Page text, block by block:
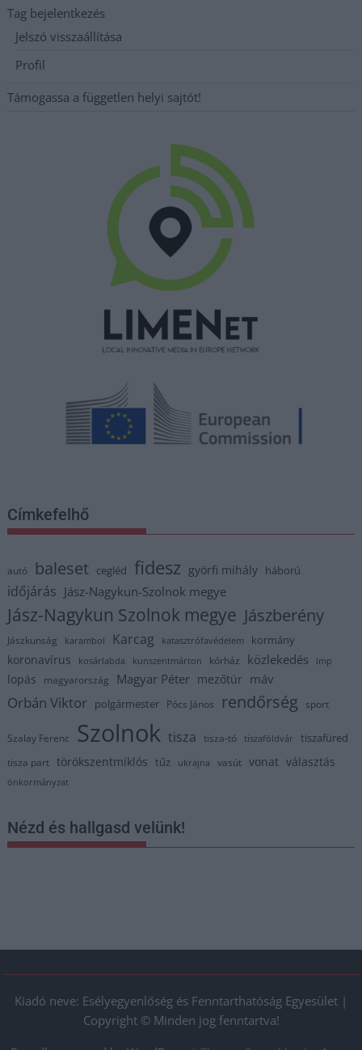
Tag bejelentkezés
Jelszó visszaállítása
Profil
Támogassa a független helyi sajtót!
Címkefelhő
autó baleset cegléd fidesz györfi mihály háború
időjárás Jász-Nagykun-Szolnok megye
Jász-Nagykun Szolnok megye Jászberény
Jászkunság karambol Karcag katasztrófavédelem kormány
koronavírus kosárlabda kunszentmárton kórház közlekedés lmp
lopás magyarország Magyar Péter mezőtúr máv
Orbán Viktor polgármester Pócs János rendőrség sport
Szalay Ferenc Szolnok tisza tisza-tó tiszaföldvár tiszafüred
tisza part törökszentmiklós tűz ukrajna vasút vonat választás
önkormányzat
Nézd és hallgasd velünk!
Kiadó neve: Esélyegyenlőség és Fenntarthatóság Egyesület |
Copyright © Minden jog fenntartva!